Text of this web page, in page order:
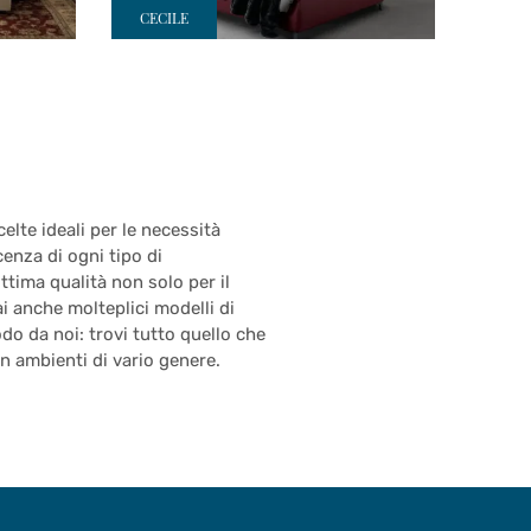
CECILE
ideali per le necessità
di ogni tipo di
qualità non solo per il
anche molteplici modelli di
da noi: trovi tutto quello che
ambienti di vario genere.